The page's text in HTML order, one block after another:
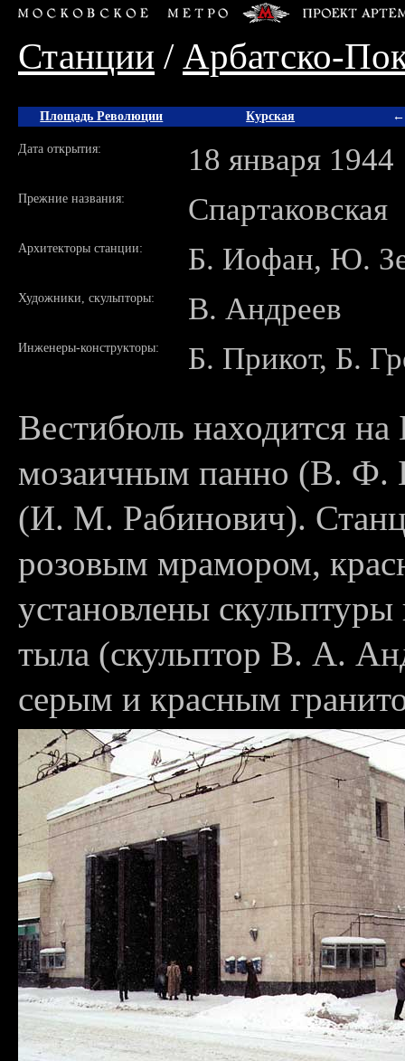
Станции / Арбатско-
Площадь Революции Курская ←
Дата открытия: 18 января 1944
Прежние названия: Спартаковская
Архитекторы станции: Б. Иофан, Ю.
Художники, скульпторы: В. Андреев
Инженеры-конструкторы: Б. Прикот, Б.
Вестибюль находится
мозаичным панно (В. Ф.
(И. М. Рабинович).
розовым мрамором,
установлены
тыла (скульптор В. А.
серым и красным